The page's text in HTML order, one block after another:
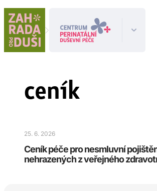
ceník
25. 6. 2026
Ceník péče pro nesmluvní
nehrazených z veřejného